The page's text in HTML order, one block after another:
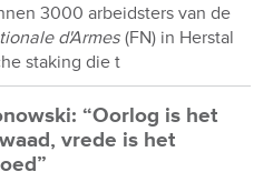
3000 arbeidsters van de
d'Armes(FN) in Herstal
staking die t
“Oorlog is het
vrede is het